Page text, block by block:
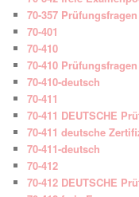
70-357 Prüfungsfragen
70-401
70-410
70-410 Prüfungsfragen
70-410-deutsch
70-411
70-411 DEUTSCHE
70-411 deutsche
70-411-deutsch
70-412
70-412 DEUTSCHE